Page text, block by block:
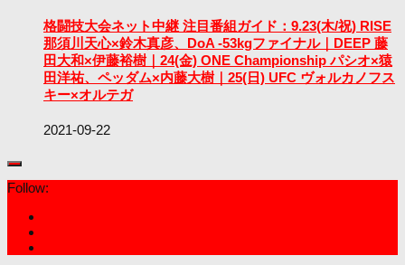
格闘技大会ネット中継 注目番組ガイド：9.23(木/祝) RISE
那須川天心×鈴木真彦、DoA -53kgファイナル｜DEEP 藤
田大和×伊藤裕樹｜24(金) ONE Championship パシオ×猿
田洋祐、ペッダム×内藤大樹｜25(日) UFC ヴォルカノフス
キー×オルテガ
2021-09-22
Follow: